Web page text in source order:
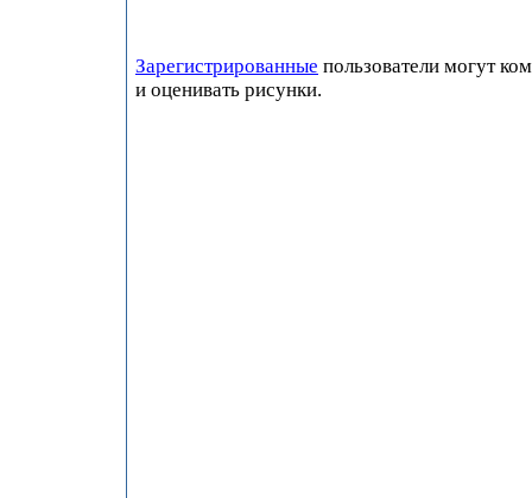
Зарегистрированные пользователи могут
и оценивать рисунки.